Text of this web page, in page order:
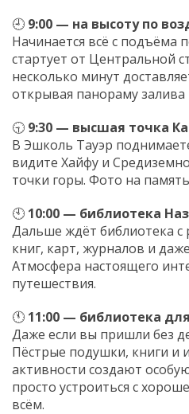
🕘 9:00 — на высоту по
Начинается всё с подъёма
стартует от Центральной
несколько минут
открывая панораму залива
🕤 9:30 — высшая точка
В Эшколь Тауэр
видите Хайфу и
точки горы. Фото на
🕙 10:00 — библиотека
Дальше ждёт библиотека
книг, карт, журналов и
Атмосфера настоящего
путешествия.
🕚 11:00 — библиотека
Даже если вы пришли без
Пёстрые подушки, книги и
активности создают
просто устроиться с
всём.